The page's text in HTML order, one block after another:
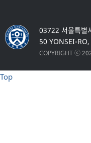
03722 서울특별
50 YONSEI-
COPYRIGHT ⓒ
Top